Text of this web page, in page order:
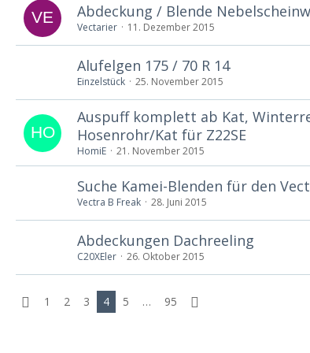
Abdeckung / Blende
Vectarier 11. Dezember 2015
Alufelgen 175 / 70 R 14
Einzelstück 25. November 2015
Auspuff komplett ab Kat,
Hosenrohr/Kat für Z22SE
HomiE 21. November 2015
Suche Kamei-Blenden für den
Vectra B Freak 28. Juni 2015
Abdeckungen Dachreeling
C20XEler 26. Oktober 2015
1 2 3 4 5 … 95